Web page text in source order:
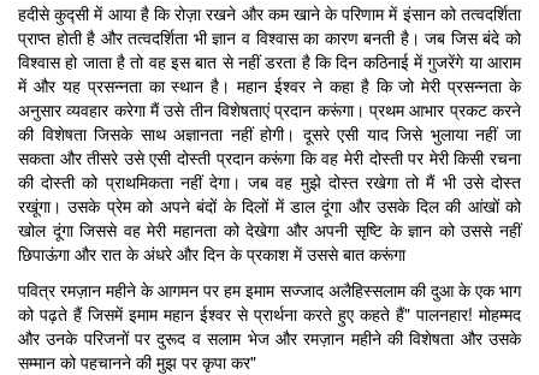
हदीसे कुद्सी में आया है कि रोज़ा रखने और कम खाने के परिणाम में इंसान को तत्वदर्शिता
प्राप्त होती है और तत्वदर्शिता भी ज्ञान व विश्वास का कारण बनती है। जब जिस बंदे को
विश्वास हो जाता है तो वह इस बात से नहीं डरता है कि दिन कठिनाई में गुजरेंगे या आराम
में और यह प्रसन्नता का स्थान है। महान ईश्वर ने कहा है कि जो मेरी प्रसन्नता के
अनुसार व्यवहार करेगा मैं उसे तीन विशेषताएं प्रदान करूंगा। प्रथम आभार प्रकट करने
की विशेषता जिसके साथ अज्ञानता नहीं होगी। दूसरे एसी याद जिसे भुलाया नहीं जा
सकता और तीसरे उसे एसी दोस्ती प्रदान करूंगा कि वह मेरी दोस्ती पर मेरी किसी रचना
की दोस्ती को प्राथमिकता नहीं देगा। जब वह मुझे दोस्त रखेगा तो मैं भी उसे दोस्त
रखूंगा। उसके प्रेम को अपने बंदों के दिलों में डाल दूंगा और उसके दिल की आंखों को
खोल दूंगा जिससे वह मेरी महानता को देखेगा और अपनी सृष्टि के ज्ञान को उससे नहीं
छिपाऊंगा और रात के अंधरे और दिन के प्रकाश में उससे बात करूंगा
पवित्र रमज़ान महीने के आगमन पर हम इमाम सज्जाद अलैहिस्सलाम की दुआ के एक भाग
को पढ़ते हैं जिसमें इमाम महान ईश्वर से प्रार्थना करते हुए कहते हैं" पालनहार! मोहम्मद
और उनके परिजनों पर दुरूद व सलाम भेज और रमज़ान महीने की विशेषता और उसके
सम्मान को पहचानने की मुझ पर कृपा कर"